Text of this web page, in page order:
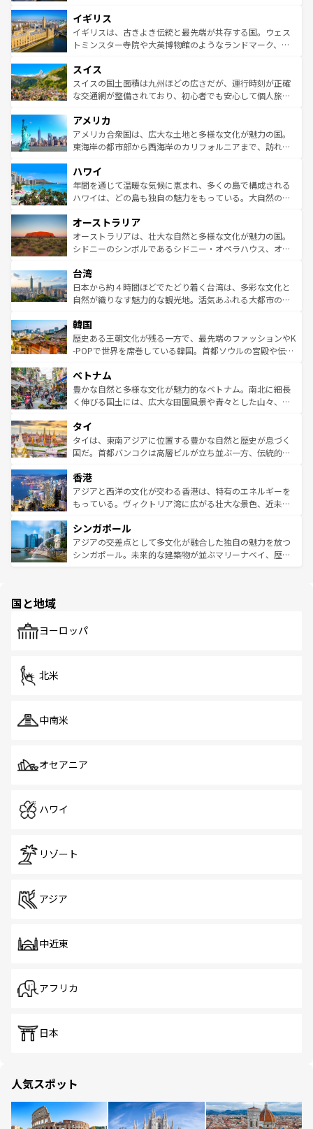
いる。シャンパンの発祥地であるランス、プロヴァンスの
香り高いラベンダー畑など、多彩な楽しみ方が可能だ。さ
らに、パリ以外の地域にも魅力が溢れており、どの街角に
れる地方に足を運ぶとそれぞれで全く異なる文化を体験で
きるだろう。 なお、新着のフランス情報はコンテンツ一覧
を参照してほしい。
顔を持つこの国は、どこを歩いても飽きることがない。ベ
ルリンの文化的活気、バイエルン州のアルプスの絶景、そ
してライン川沿いのワイン畑といった風景は必見。ビール
は、お酒好きな人にはぜひ体験してほしい。 なお、新着の
ドイツ情報はコンテンツ一覧を参照してほしい。
イギリス
イギリスは、古きよき伝統と最先端が共存する国。ウェス
トミンスター寺院や大英博物館のようなランドマーク、歴
リアごとに異なる魅力がある。また、優雅なアフタヌーン
ティー、ビール好きにはたまらない英国パブ、サッカー観
戦など、本場だからこそできる体験も豊富。イギリスを旅
ンツ一覧を参照してほしい。
スイス
スイスの国土面積は九州ほどの広さだが、運行時刻が正確
な交通網が整備されており、初心者でも安心して個人旅行
の建物がそのまま残る町や、スイスならではのユニークな
博物館もあり、アルプス観光だけでなく町歩きも満喫する
ことができる。国民の所得が高いため物価も高いが、旅行
ば市内交通費無料で観光を楽しむこともできる。 なお、新
着のスイス情報はコンテンツ一覧 を参照してほしい。
アメリカ
アメリカ合衆国は、広大な土地と多様な文化が魅力の国。
東海岸の都市部から西海岸のカリフォルニアまで、訪れる
のような巨大都市は、観光、ショッピング、エンターテイ
ンメントが詰まった刺激的なスポットだ。一方、アメリカ
西部には大自然が広がり、グランドキャニオンやイエロー
部のニューオーリンズでは、音楽と美食が融合した独特の
文化が魅力。旅行者はアメリカの各地域で異なる魅力を楽
しみながら、その多様性と豊かな歴史を感じることができ
ならではの贅沢な旅のスタイルだ。 なお、新着のアメリカ
情報はコンテンツ一覧を参照してほしい。
ハワイ
年間を通じて温暖な気候に恵まれ、多くの島で構成される
ハワイは、どの島も独自の魅力をもっている。大自然の神
ワイ島は見逃せない。また、定番の観光地といえばオアフ
島だが、静かな自然を求めるならマウイ島やカウアイ島が
おすすめ。エメラルドグリーンに輝く海をはじめ、豊かな
れるおもてなしの心で訪れる人々を迎えてくれるハワイの
人々、おいしいローカルフードやハワイアンミュージッ
ク、伝統的なフラダンスなど、すべてがハワイの魅力を彩
ワイを、存分に味わってほしい。 なお、新着のハワイ情報
はコンテンツ一覧を参照してほしい。
オーストラリア
オーストラリアは、壮大な自然と多様な文化が魅力の国。
シドニーのシンボルであるシドニー・オペラハウス、オー
リアリーフや大陸中央部にそびえるウルル（エアーズロッ
ク）、タスマニアの美しい原生林やケアンズの熱帯雨林な
ど、見どころがたくさん。また、カフェやワイン、オージ
いる。アクティビティも充実しており、サーフィンやダイ
ビング、ハイキングなど、アウトドア好きにはたまらな
い。オーストラリアの多彩な魅力を存分に味わいつくそ
参照してほしい。
台湾
日本から約４時間ほどでたどり着く台湾は、多彩な文化と
自然が織りなす魅力的な観光地。活気あふれる大都市の台
ン）、静ひつな山岳地帯である台湾東部など、都市の喧騒
と山間の静けさが共存しており、訪れる人に新しい発見と
驚きをもたらしてくれる。また、奥深い台湾の食文化も魅
容にもいいと評判のスイーツなど、バラエティ豊かな料理
が味わえる。 なお、新着の台湾情報は コンテンツ一覧を参
照してほしい。
韓国
歴史ある王朝文化が残る一方で、最先端のファッションやK
-POPで世界を席巻している韓国。首都ソウルの宮殿や伝統
き、地方に足を延ばせば四季折々の自然美を楽しむことが
できる。そして、キムチや焼肉、絶品のストリートフード
まで、さまざまな韓国料理が待っている。夜には、韓国な
リティに包まれながら、韓国の多彩な魅力を心ゆくまで味
わってみてほしい。 なお、新着の韓国情報はコンテンツ一
覧を参照してほしい。
ベトナム
豊かな自然と多様な文化が魅力的なベトナム。南北に細長
く伸びる国土には、広大な田園風景や青々とした山々、世
急速な発展と共に伝統が息づく。ハノイの古い町並みやホ
ーチミン市のフランス統治時代の建物も、独特の雰囲気を
醸し出している。また、バラエティの豊かさとおいしさで
とつ。フォーやバインミー、ベトナムコーヒーなどは、ぜ
ひ現地で味わいたい。どの地域を訪れてもあたたかい人々
が旅行者を迎えてくれるので、きっと忘れられない旅にな
参照してほしい。
タイ
タイは、東南アジアに位置する豊かな自然と歴史が息づく
国だ。首都バンコクは高層ビルが立ち並ぶ一方、伝統的な
の活気が交差している。北部ではチェンマイなどの山岳地
帯で自然と触れ合い、南部ではプーケットやクラビの美し
いビーチでリゾート気分を楽しむことができる。タイ料理
激する。気候は一年中温暖で、どの季節にも異なる楽しみ
が待っている。親しみやすいタイの人々、仏教を中心とし
た文化、そして多様な観光資源が、訪れる旅人を魅了し続
香港
アジアと西洋の文化が交わる香港は、特有のエネルギーを
もっている。ヴィクトリア湾に広がる壮大な景色、近未来
み、どこを訪れても感動するはず。観光スポットが密集し
ており、効率よく見どころを回れるのも魅力。息をのむよ
うな絶景から文化的な体験まで、香港を存分に楽しみ尽く
シンガポール
アジアの交差点として多文化が融合した独自の魅力を放つ
シンガポール。未来的な建築物が並ぶマリーナベイ、歴史
で、ホーカーズは地元の風情を楽しめる外せないスポット
国と地域
ヨーロッパ
北米
中南米
オセアニア
ハワイ
リゾート
アジア
中近東
アフリカ
日本
人気スポット